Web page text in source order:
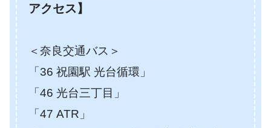
アクセス】
＜奈良交通バス＞
「36 祝園駅 光台循環」
「46 光台三丁目」
「47 ATR」